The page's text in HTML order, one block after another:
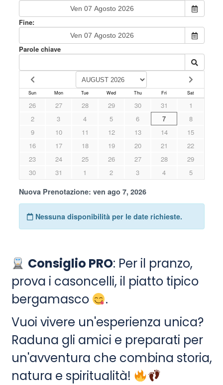
Consiglio PRO: Per il pranzo,
prova i casoncelli, il piatto tipico
bergamasco
.
Vuoi vivere un'esperienza unica?
Raduna gli amici e preparati per
un'avventura che combina storia,
natura e spiritualità!